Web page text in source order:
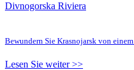
Divnogorska Riviera
Bewundern Sie Krasnojarsk von
Lesen Sie weiter >>